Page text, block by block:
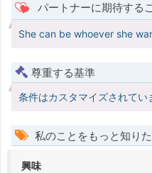
パートナーに期待する
She can be whoever she
尊重する基準
条件はカスタマイズされてい
私のことをもっと知り
興味